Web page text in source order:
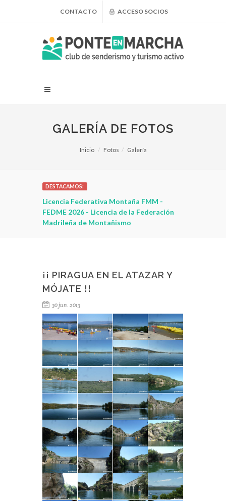
CONTACTO ACCESO SOCIOS
GALERÍA DE FOTOS
Inicio Fotos Galería
DESTACAMOS:
Licencia Federativa Montaña FMM -
FEDME 2026 - Licencia de la Federación
Madrileña de Montañismo
¡¡ PIRAGUA EN EL ATAZAR Y
MÓJATE !!
30 jun. 2013